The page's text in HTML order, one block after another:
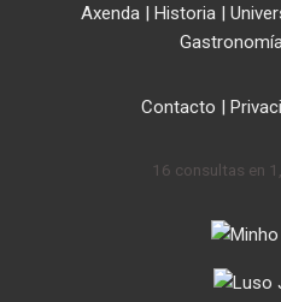
Axenda| Historia|
Contacto |
16 consultas en